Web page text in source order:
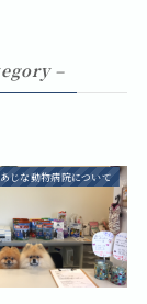
–
あじな動物病院について